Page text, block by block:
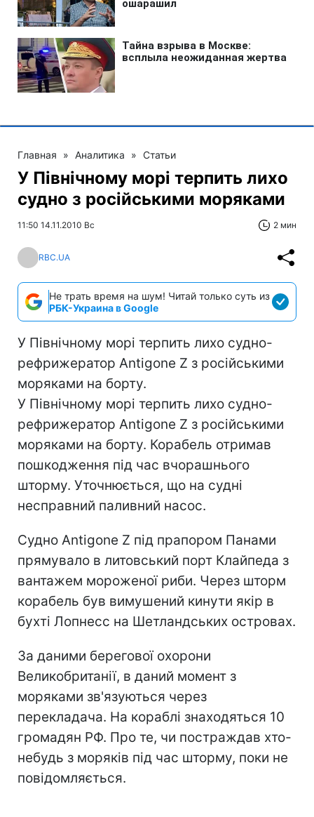
Главная » Аналитика » Статьи
У Північному морі терпить лихо
судно з російськими моряками
11:50 14.11.2010 Вс 2 мин
RBC.UA
Не трать время на шум! Читай только суть из
РБК-Украина в Google
У Північному морі терпить лихо судно-
рефрижератор Antigone Z з російськими
моряками на борту.
У Північному морі терпить лихо судно-
рефрижератор Antigone Z з російськими
моряками на борту. Корабель отримав
пошкодження під час вчорашнього
шторму. Уточнюється, що на судні
несправний паливний насос.
Судно Antigone Z під прапором Панами
прямувало в литовський порт Клайпеда з
вантажем мороженої риби. Через шторм
корабель був вимушений кинути якір в
бухті Лопнесс на Шетландських островах.
За даними берегової охорони
Великобританії, в даний момент з
моряками зв'язуються через
перекладача. На кораблі знаходяться 10
громадян РФ. Про те, чи постраждав хто-
небудь з моряків під час шторму, поки не
повідомляється.